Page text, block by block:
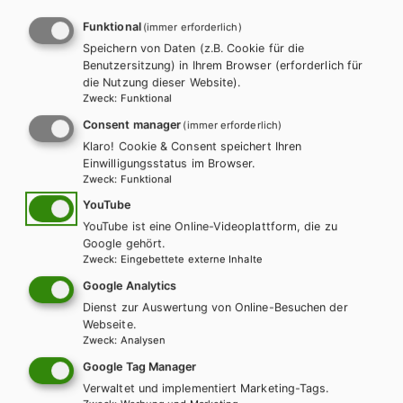
HLFS/LFS
The New Best Shots 3 – HTL/HUM inkl.
Audiofiles
Lehrbuch + E-Book
Lehrbuch E-Book Solo
Lehrbuch mit E-BOOK+
Lehrbuch E-BOOK+ Solo
Zusatzheft
Teacher´s Guide
Teacher´s Resource Pack
Funktional (immer erforderlich)
Speichern von Daten (z.B. Cookie für die
Benutzersitzung) in Ihrem Browser (erforderlich für
die Nutzung dieser Website).
Zweck: Funktional
Consent manager (immer erforderlich)
Klaro! Cookie & Consent speichert Ihren
Einwilligungsstatus im Browser.
Zweck: Funktional
YouTube
YouTube ist eine Online-Videoplattform, die zu
Google gehört.
Zweck: Eingebettete externe Inhalte
Google Analytics
Dienst zur Auswertung von Online-Besuchen der
Webseite.
Zweck: Analysen
Google Tag Manager
Verwaltet und implementiert Marketing-Tags.